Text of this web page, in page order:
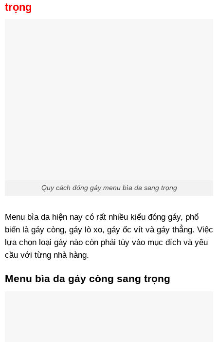
trọng
Quy cách đóng gáy menu bìa da sang trọng
Menu bìa da hiện nay có rất nhiều kiểu đóng gáy, phổ
biến là gáy còng, gáy lò xo, gáy ốc vít và gáy thẳng. Việc
lựa chọn loại gáy nào còn phải tùy vào mục đích và yêu
cầu với từng nhà hàng.
Menu bìa da gáy còng sang trọng